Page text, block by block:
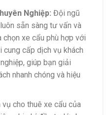
Nghiệp: Đội ngũ
sẵn sàng tư vấn và
xe cẩu phù hợp với
cung cấp dịch vụ khách
giúp bạn giải
nhanh chóng và hiệu
vụ cho thuê xe cẩu của